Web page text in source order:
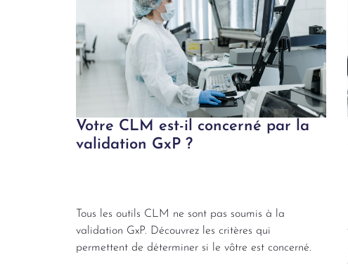
Votre CLM est-il concerné par la
validation GxP ?
Tous les outils CLM ne sont pas soumis à la
validation GxP. Découvrez les critères qui
permettent de déterminer si le vôtre est concerné.